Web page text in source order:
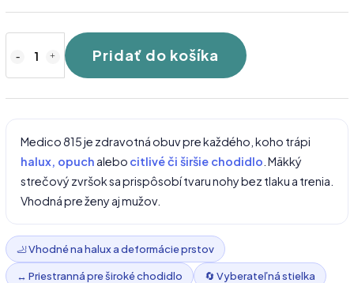
Pridať do košíka
Medico 815 je zdravotná obuv pre každého, koho trápi
halux, opuch alebo citlivé či širšie chodidlo . Mäkký
strečový zvršok sa prispôsobí tvaru nohy bez tlaku a trenia.
Vhodná pre ženy aj mužov.
🦶 Vhodné na halux a deformácie prstov
↔️ Priestranná pre široké chodidlo 🔄 Vyberateľná stielka